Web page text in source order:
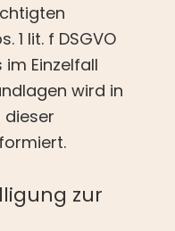
1 lit. f DSGVO
Einzelfall
wird in
zur